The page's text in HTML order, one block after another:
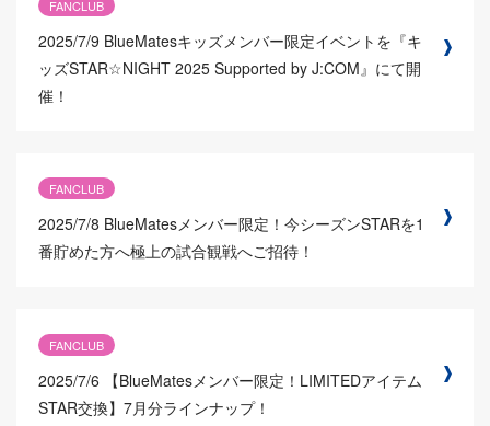
FANCLUB
2025/7/9 BlueMatesキッズメンバー限定イベントを『キ
ッズSTAR☆NIGHT 2025 Supported by J:COM』にて開
催！
FANCLUB
2025/7/8 BlueMatesメンバー限定！今シーズンSTARを1
番貯めた方へ極上の試合観戦へご招待！
FANCLUB
2025/7/6
【BlueMatesメンバー限定！LIMITEDアイテム
STAR交換】7月分ラインナップ！